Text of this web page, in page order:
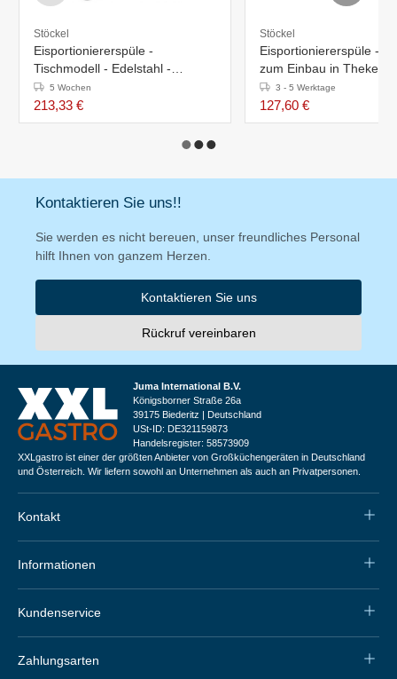
Stöckel
Eisportioniererspüle -
Tischmodell - Edelstahl -
Wasserzu- und Ablauf
5 Wochen
213,33 €
Stöckel
Eisportioniererspüle -
zum Einbau in Theken -
Wasserzu- und Ablauf
3 - 5 Werktage
127,60 €
Kontaktieren Sie uns!!
Sie werden es nicht bereuen, unser freundliches Personal
hilft Ihnen von ganzem Herzen.
Kontaktieren Sie uns
Rückruf vereinbaren
Juma International B.V.
Königsborner Straße 26a
39175 Biederitz | Deutschland
USt-ID: DE321159873
Handelsregister: 58573909
XXLgastro ist einer der größten Anbieter von Großküchengeräten in Deutschland
und Österreich. Wir liefern sowohl an Unternehmen als auch an Privatpersonen.
Kontakt
Informationen
Kundenservice
Zahlungsarten